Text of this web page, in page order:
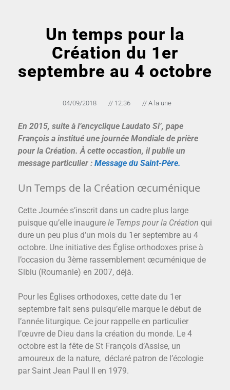
Un temps pour la
Création du 1er
septembre au 4 octobre
04/09/2018 // 12:36 // A la une
En 2015, suite à l’encyclique Laudato Si’, pape
François a institué une journée Mondiale de prière
pour la Création. À cette occastion, il publie un
message particulier : Message du Saint-Père.
Un Temps de la Création œcuménique
Cette Journée s’inscrit dans un cadre plus large
puisque qu’elle inaugure le Temps pour la Création qui
dure un peu plus d’un mois du 1er septembre au 4
octobre. Une initiative des Église orthodoxes prise à
l’occasion du 3ème rassemblement œcuménique de
Sibiu (Roumanie) en 2007, déjà.
Pour les Églises orthodoxes, cette date du 1er
septembre fait sens puisqu’elle marque le début de
l’année liturgique. Ce jour rappelle en particulier
l’œuvre de Dieu dans la création du monde. Le 4
octobre est la fête de St François d’Assise, un
amoureux de la nature, déclaré patron de l’écologie
par Saint Jean Paul II en 1979.